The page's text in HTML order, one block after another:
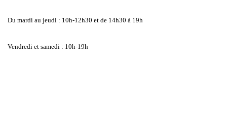
Du mardi au jeudi : 10h-12h30 et de 14h30 à 19h
Vendredi et samedi : 10h-19h